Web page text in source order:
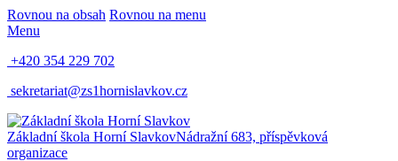
Rovnou na obsah Rovnou na menu
Menu
+420 354 229 702
sekretariat@zs1hornislavkov.cz
Základní škola Horní SlavkovNádražní 683, příspěvková
organizace